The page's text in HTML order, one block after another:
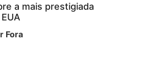
a mais prestigiada
Fora